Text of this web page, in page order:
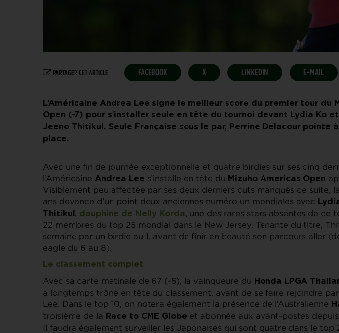
PARTAGER CET ARTICLE FACEBOOK X LINKEDIN E-MAIL
L’Américaine Andrea Lee signe le meilleur score du premier tour du
Open (-7) pour s’installer seule en tête du tournoi devant Lydia Ko
Jeeno Thitikul. Seule Française sous le par, Perrine Delacour pointe
place.
Avec une fin de journée exceptionnelle et quatre birdies sur ses cinq
l’Américaine Andrea Lee s’installe en tête du Mizuho Americas Open
Visiblement peu affectée par ses deux derniers cuts manqués de suite,
ans devance d’un point deux anciennes numéro un mondiales avec
Thitikul , dauphine de Nelly Korda, une des rares stars absentes de ce
22 membres du top 25 mondial dans le New Jersey. Tenante du titre,
semaine par un birdie au 1, avant de finir en beauté son parcours aller
eagle du 6 au 8).
Le classement complet
Avec sa carte matinale de 67 (-5), la vainqueure du Honda LPGA
a longtemps trôné en tête du classement, avant de se faire rejoindre
Lee. Dans le top 10, on notera également la présence de l’Australienne
troisième de la
Race to CME Globe et abonnée aux avant-postes
Il faudra également surveiller les Japonaises qui sont quatre dans le top